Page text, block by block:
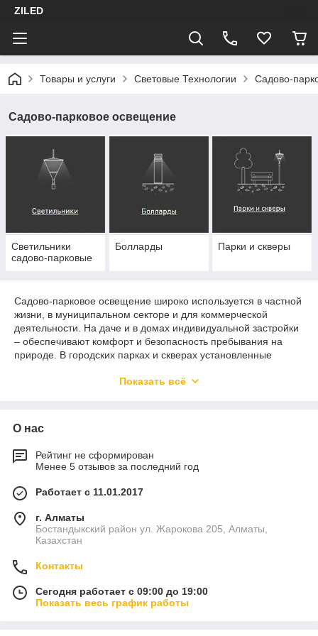
ZILED
Товары и услуги Световые Технологии Садово-
Садово-парковое освещение
Светильники
садово-парковые
Болларды Парки и скверы
Садово-парковое освещение широко используется в частной
жизни, в муниципальном секторе и для коммерческой
деятельности. На даче и в домах индивидуальной застройки
– обеспечивают комфорт и безопасность пребывания на
природе. В городских парках и скверах установленные
освещение, но и делают их более привлекательными и
в ресторанах и кафе с открытыми площадками – для
привлечения клиентов, в ивент-индустрии – для оформления
праздников, фестивалей и мероприятий под открытым
небом, с целью придать им яркости и настроения.
предлагает своим клиентам большой выбор светильников
светильников для садово-парковых зон, которые можно
купить онлайн с доставкой по Алматы и Казахстану.
Виды садово-парковых светильников
Освещение придомовой территории является важным
Показать всё
О нас
Рейтинг не сформирован
Менее 5 отзывов за последний год
Работает с 11.01.2017
г. Алматы
Бостандыкский район ул. Жарокова 205, Алматы,
Казахстан
Контакты
Сегодня работает с 09:00 до 19:00
Показать весь график работы